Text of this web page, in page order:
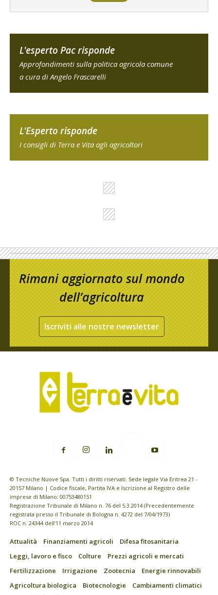
L'esperto Pac risponde
Approfondimenti sulla politica agricola comune
a cura di Angelo Frascarelli
L'Esperto risponde
I consigli di Terra e Vita agli agricoltori
Rimani aggiornato sul mondo
dell’agricoltura
Iscriviti alle nostre newsletter
© Tecniche Nuove Spa. Tutti i diritti riservati. Sede legale Via Eritrea 21 -
20157 Milano | Codice fiscale, Partita IVA e Iscrizione al Registro delle
imprese di Milano: 00753480151
Registrazione Tribunale di Milano n. 76 del 5.3.2014 (Precedentemente
registrata presso il Tribunale di Bologna n. 4272 del 7/04/1973)
ROC n. 24344 dell’11 marzo 2014
Attualità Finanziamenti agricoli
Difesa fitosanitaria
Leggi, lavoro e fisco
Colture
Prezzi agricoli e mercati
Fertilizzazione
Irrigazione Zootecnia
Energie rinnovabili
Agricoltura biologica
Biotecnologie
Cambiamenti climatici